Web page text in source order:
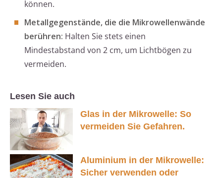
können.
Metallgegenstände, die die Mikrowellenwände
berühren: Halten Sie stets einen
Mindestabstand von 2 cm, um Lichtbögen zu
vermeiden.
Lesen Sie auch
Glas in der Mikrowelle: So
vermeiden Sie Gefahren.
Aluminium in der Mikrowelle:
Sicher verwenden oder